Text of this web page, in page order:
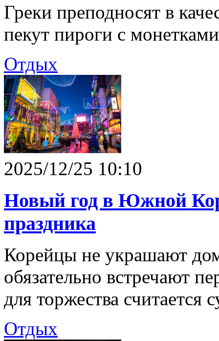
Греки преподносят в
пекут пироги с
Отдых
2025/12/25 10:10
Новый год в Южной
праздника
Корейцы не украшают
обязательно встречают
для торжества
Отдых